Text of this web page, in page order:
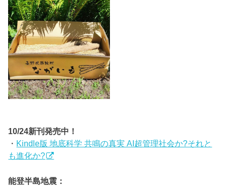
10/24新刊発売中！
・ Kindle版 地底科学 共鳴の真実 AI超管理社会か?それと
も進化か?
能登半島地震：